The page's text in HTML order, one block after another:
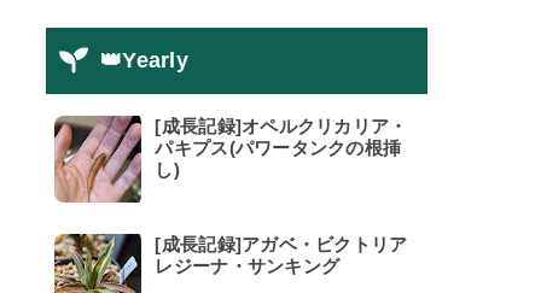
👑Yearly
[成長記録]オペルクリカリア・
パキプス(パワータンクの根挿
し)
[成長記録]アガベ・ビクトリア
レジーナ・サンキング